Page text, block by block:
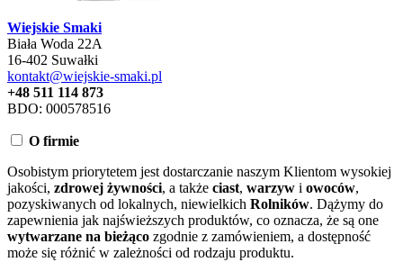
Wiejskie Smaki
Biała Woda 22A
16-402 Suwałki
kontakt@wiejskie-smaki.pl
+48 511 114 873
BDO: 000578516
O firmie
Osobistym priorytetem jest dostarczanie naszym Klientom wysokiej
jakości, zdrowej żywności, a także ciast, warzyw i owoców,
pozyskiwanych od lokalnych, niewielkich Rolników. Dążymy do
zapewnienia jak najświeższych produktów, co oznacza, że są one
wytwarzane na bieżąco zgodnie z zamówieniem, a dostępność
może się różnić w zależności od rodzaju produktu.